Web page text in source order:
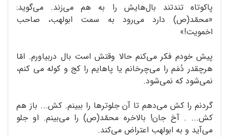
پاکوتاه تندتند بال‌هایش را به هم می‌زند. می‌گوید:
«محمّد(ص) دارد می‌رود به سمت ابولهب، صاحب
اخمویت!»
پیش خودم فکر می‌کنم حالا وقتش است بال دربیاورم. امّا
هرچقدر دُمَم را می‌چرخانم یا پاهایم را کج و کوله می کنم،
نمی‌شود که نمی‌شود.
گردنم را کش می‌دهم تا آن جلوترها را ببینم. کش... باز هم
کش... . آخ جان! بالاخره محمّد(ص) را می‌بینم. او جلو
می‌آید و به ابولهب اعتراض می‌کند.